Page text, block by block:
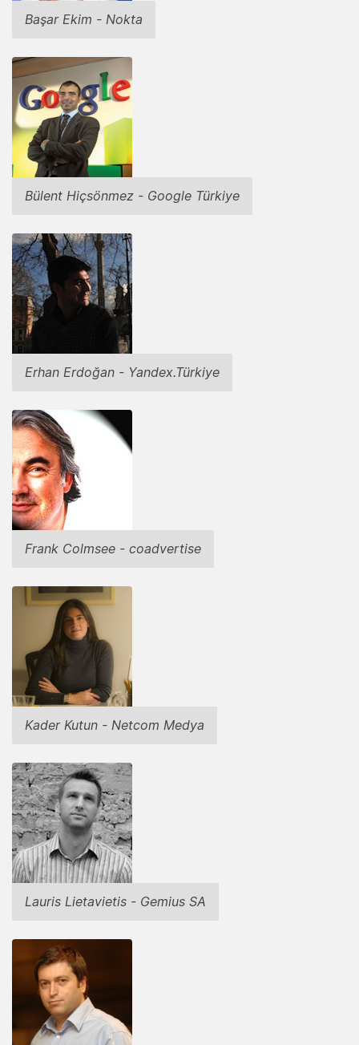
Başar Ekim - Nokta
Bülent Hiçsönmez - Google Türkiye
Erhan Erdoğan - Yandex.Türkiye
Frank Colmsee - coadvertise
Kader Kutun - Netcom Medya
Lauris Lietavietis - Gemius SA